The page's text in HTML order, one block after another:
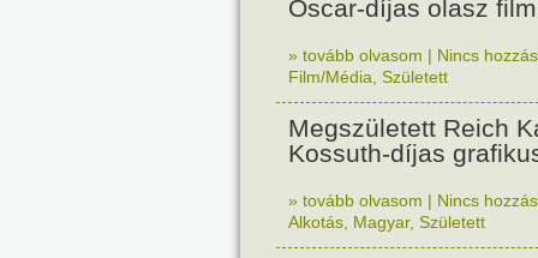
Oscar-díjas olasz
» tovább olvasom | Nincs
Film/Média Született
Megszületett Reich
Kossuth-díjas
» tovább olvasom | Nincs
Alkotás Magyar, Született